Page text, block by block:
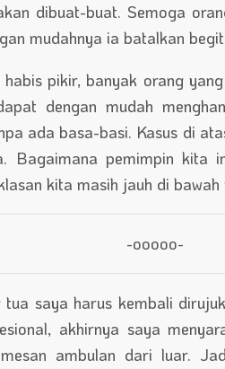
dibuat-buat. Semoga
mudahnya ia batalkan
pikir, banyak orang
dengan mudah
ada basa-basi. Kasus di
Bagaimana pemimpin kita
kita masih jauh di bawah
-ooooo-
tua saya harus kembali
akhirnya saya
ambulan dari luar.